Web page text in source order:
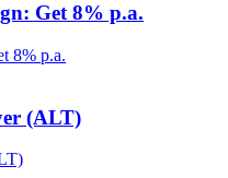
Get 8% p.a.
(ALT)